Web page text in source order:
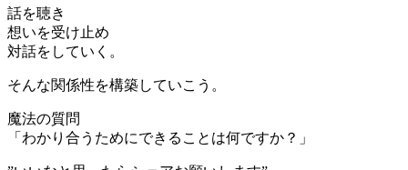
話を聴き
想いを受け止め
対話をしていく。
そんな関係性を構築していこう。
魔法の質問
「わかり合うためにできることは何ですか？」